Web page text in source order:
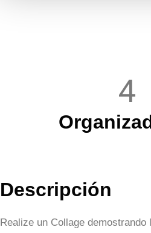
4
Descripción
Realize un Collage